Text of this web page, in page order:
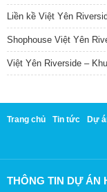
Liền kề Việt Yên
Shophouse Việt Yên
Việt Yên Riverside –
Trang chủ Tin tức Dự
THÔNG TIN DỰ ÁN